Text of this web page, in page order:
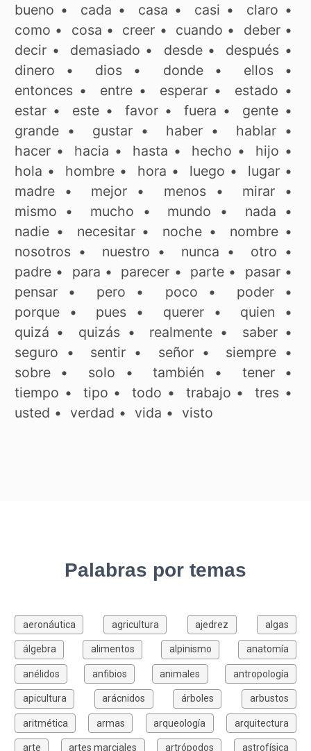
bueno • cada • casa • casi • claro •
como • cosa • creer • cuando • deber•
decir • demasiado • desde• después •
dinero • dios • donde• ellos •
entonces • entre• esperar• estado •
estar • este •favor •fuera • gente •
grande • gustar• haber• hablar•
hacer • hacia • hasta • hecho • hijo •
hola • hombre• hora • luego • lugar•
madre • mejor • menos• mirar •
mismo • mucho • mundo • nada •
nadie • necesitar• noche • nombre•
nosotros • nuestro • nunca • otro •
padre • para • parecer • parte • pasar•
pensar • pero • poco • poder•
porque • pues • querer• quien •
quizá • quizás • realmente • saber•
seguro • sentir • señor• siempre •
sobre • solo •también • tener•
tiempo • tipo •todo • trabajo •tres •
usted • verdad • vida • visto
Palabras por temas
aeronáutica agricultura ajedrez algas
álgebra alimentos alpinismo anatomía
anélidos anfibios animales antropología
apicultura arácnidos árboles arbustos
aritmética armas arqueología arquitectura
arte artes marciales artrópodos astrofísica